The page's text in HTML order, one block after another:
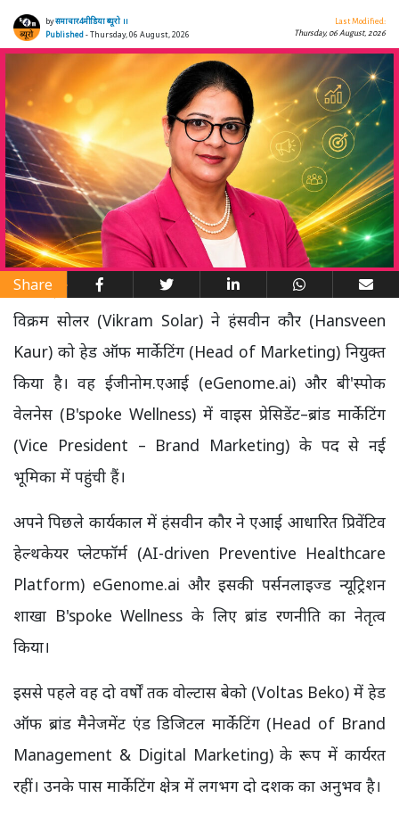
byसमाचार4मीडिया ब्यूरो ।।
Published- Thursday, 06 August, 2026
Last Modified:
Thursday, 06 August, 2026
Share
विक्रम सोलर (Vikram Solar) ने हंसवीन कौर (Hansveen
Kaur) को हेड ऑफ मार्केटिंग (Head of Marketing) नियुक्त
किया है। वह ईजीनोम.एआई (eGenome.ai) और बी'स्पोक
वेलनेस (B'spoke Wellness) में वाइस प्रेसिडेंट–ब्रांड मार्केटिंग
(Vice President – Brand Marketing) के पद से नई
भूमिका में पहुंची हैं।
अपने पिछले कार्यकाल में हंसवीन कौर ने एआई आधारित प्रिवेंटिव
हेल्थकेयर प्लेटफॉर्म (AI-driven Preventive Healthcare
Platform) eGenome.ai और इसकी पर्सनलाइज्ड न्यूट्रिशन
शाखा B'spoke Wellness के लिए ब्रांड रणनीति का नेतृत्व
किया।
इससे पहले वह दो वर्षों तक वोल्टास बेको (Voltas Beko) में हेड
ऑफ ब्रांड मैनेजमेंट एंड डिजिटल मार्केटिंग (Head of Brand
Management & Digital Marketing) के रूप में कार्यरत
रहीं। उनके पास मार्केटिंग क्षेत्र में लगभग दो दशक का अनुभव है।